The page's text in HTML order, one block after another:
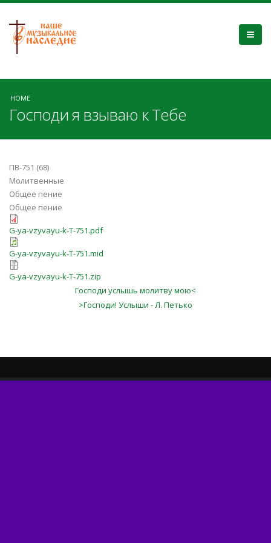
HOME
Господи я взываю к Тебе
ПВ-751 (68)
Молитвенные
Общее пение
Общее пение
G-ya-vzyvayu-k-T-751.pdf
G-ya-vzyvayu-k-T-751.mid
G-ya-vzyvayu-k-T-751.zip
Господи услышь молитву мою<
>Господи! Услыши - Л. Петько